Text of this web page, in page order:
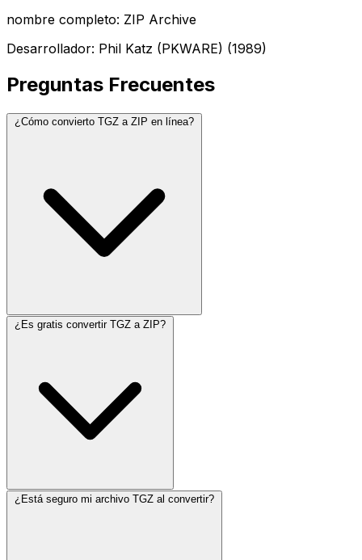
nombre completo: ZIP Archive
Desarrollador: Phil Katz (PKWARE) (1989)
Preguntas Frecuentes
¿Cómo convierto TGZ a ZIP en línea?
¿Es gratis convertir TGZ a ZIP?
¿Está seguro mi archivo TGZ al convertir?